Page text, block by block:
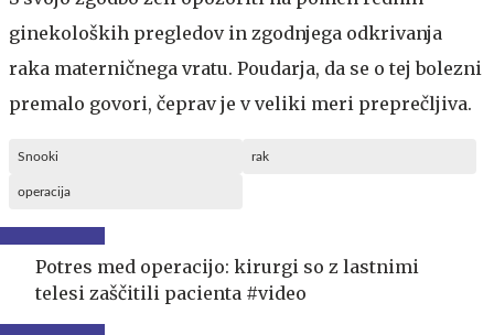
ginekoloških pregledov in zgodnjega odkrivanja
raka materničnega vratu. Poudarja, da se o tej bolezni
premalo govori, čeprav je v veliki meri preprečljiva.
Snooki rak
operacija
Potres med operacijo: kirurgi so z lastnimi
telesi zaščitili pacienta #video